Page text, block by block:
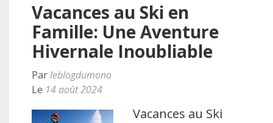
Vacances au Ski en
Famille: Une Aventure
Hivernale Inoubliable
Parleblogdumono
Le 14 août 2024
Vacances au Ski